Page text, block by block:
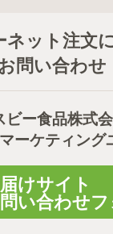
ネット注文
問い合わせ
ビー食品株式
ーケティング
けサイト
い合わせ